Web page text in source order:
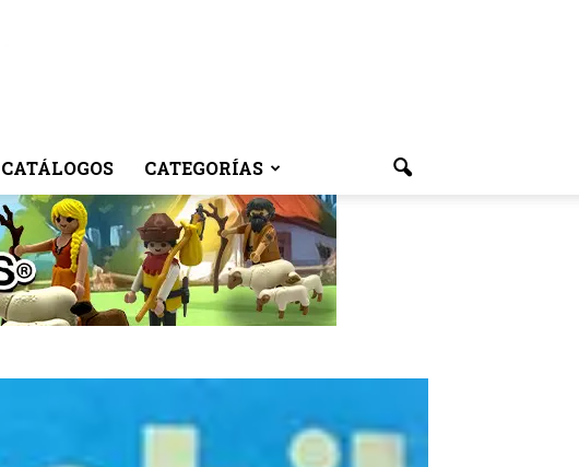
CATÁLOGOS CATEGORÍAS